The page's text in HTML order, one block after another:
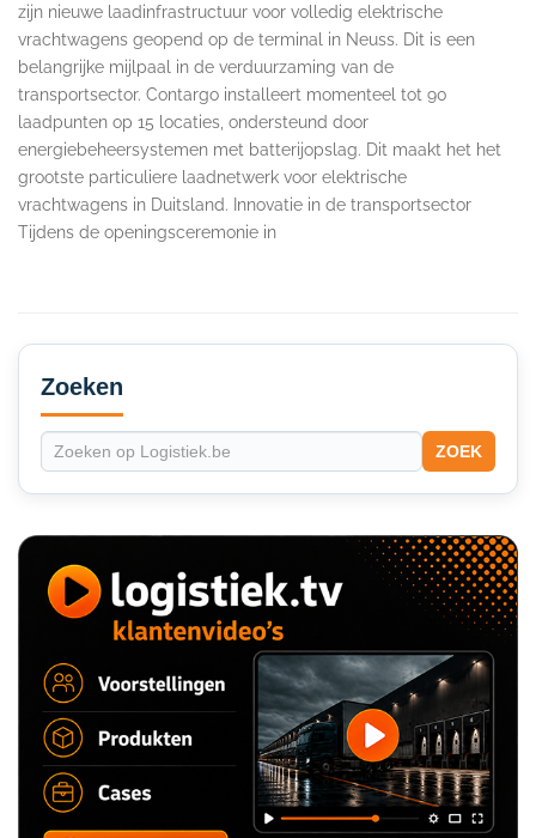
zijn nieuwe laadinfrastructuur voor volledig elektrische
vrachtwagens geopend op de terminal in Neuss. Dit is een
belangrijke mijlpaal in de verduurzaming van de
transportsector. Contargo installeert momenteel tot 90
laadpunten op 15 locaties, ondersteund door
energiebeheersystemen met batterijopslag. Dit maakt het het
grootste particuliere laadnetwerk voor elektrische
vrachtwagens in Duitsland. Innovatie in de transportsector
Tijdens de openingsceremonie in
Secondary
Sidebar
Zoeken
ZOEK